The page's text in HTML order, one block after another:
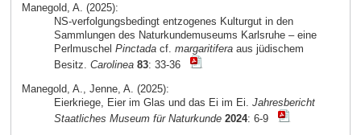
Manegold, A. (2025):
NS-verfolgungsbedingt entzogenes Kulturgut in den
Sammlungen des Naturkundemuseums Karlsruhe – eine
Perlmuschel Pinctadacf. margaritiferaaus jüdischem
Besitz. Carolinea 83: 33-36
Manegold, A., Jenne, A. (2025):
Eierkriege, Eier im Glas und das Ei im Ei. Jahresbericht
Staatliches Museum für Naturkunde 2024: 6-9